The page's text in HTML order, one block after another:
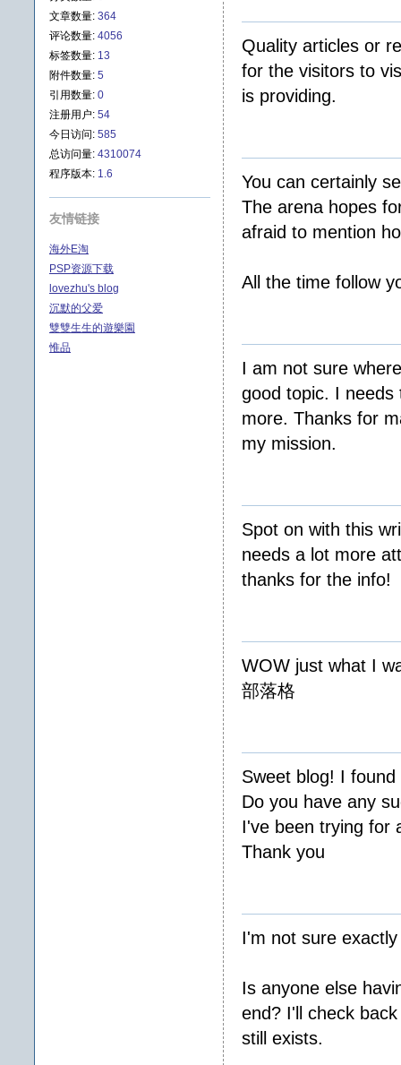
Quality articles or
for the visitors to
is providing.
You can certainly
The arena hopes
afraid to mention
All the time follow
I am not sure
good topic. I needs
more. Thanks for
my mission.
Spot on with this
needs a lot more
thanks for the info!
WOW just what I
部落格
Sweet blog! I
Do you have any
I've been trying for
Thank you
I'm not sure
Is anyone else
end? I'll check
still exists.
文章数量: 364
评论数量: 4056
标签数量: 13
附件数量: 5
引用数量: 0
注册用户: 54
今日访问: 585
总访问量: 4310074
程序版本: 1.6
友情链接
海外E淘
PSP资源下载
lovezhu's blog
沉默的父爱
雙雙生生的遊樂園
惟品